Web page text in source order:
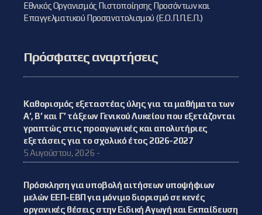
Εθνικός Οργανισμός Πιστοποίησης Προσόντων και
Επαγγελματικού Προσανατολισμού (Ε.Ο.Π.Π.Ε.Π.)
Πρόσφατες αναρτήσεις
Καθορισμός εξεταστέας ύλης για τα μαθήματα των
Α’, Β’ και Γ’ τάξεων Γενικού Λυκείου που εξετάζονται
γραπτώς στις προαγωγικές και απολυτήριες
εξετάσεις για το σχολικό έτος 2026-2027
5 Αυγούστου, 2026 -
Πρόσκληση για υποβολή αιτήσεων υποψήφιων
μελών ΕΕΠ-ΕΒΠ για μόνιμο διορισμό σε κενές
οργανικές θέσεις στην Ειδική Αγωγή και Εκπαίδευση